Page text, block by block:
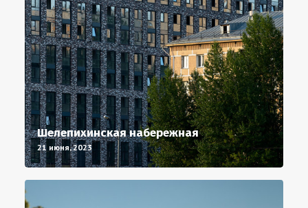
Шелепихинская набережная
21 июня, 2023